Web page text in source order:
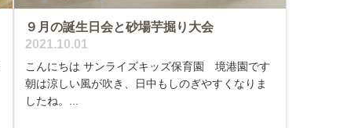
９月の誕生日会と砂場芋掘り大会
2021.10.01
こんにちは サンライズキッズ保育園 境港園です
朝は涼しい風が吹き、日中もしのぎやすくなりま
したね。...